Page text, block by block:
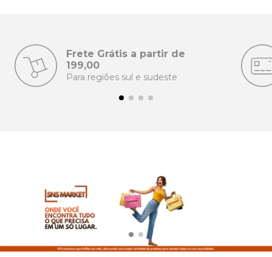
Frete Grátis a partir de
199,00
Para regiões sul e sudeste